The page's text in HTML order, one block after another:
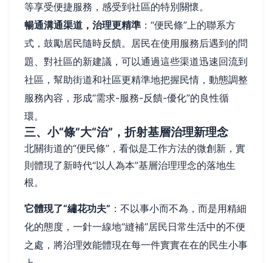
等享受便捷服務，感受到社區的特別關懷。
暢通溝通渠道，治理更精準 ：“便民條”上的聯系方
式，鼓勵居民隨時反饋。居民在使用服務后遇到的問
題、對社區的新建議，可以通過這些渠道迅速回流到
社區，幫助街道和社區更精準地把握民情，動態調整
服務內容，形成“需求-服務-反饋-優化”的良性循
環。
三、小“條”大“治”，折射基層治理新理念
北關街道的“便民條”，看似是工作方法的微創新，實
則體現了新時代“以人為本”基層治理理念的落地生
根。
它體現了“繡花功夫” ：不以事小而不為，而是用精細
化的態度，一針一線地“縫補”居民日常生活中的不便
之處，將治理效能體現在每一件實實在在的民生小事